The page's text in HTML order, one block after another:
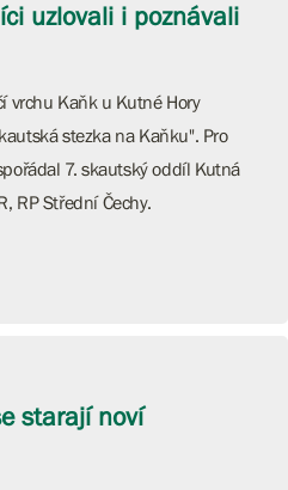
uzlovali i poznávali
vrchu Kaňk u Kutné Hory
stezka na Kaňku". Pro
7. skautský oddíl Kutná
RP Střední Čechy.
starají noví